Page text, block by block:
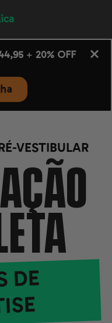
+ 20% OFF
VESTIBULAR
DE